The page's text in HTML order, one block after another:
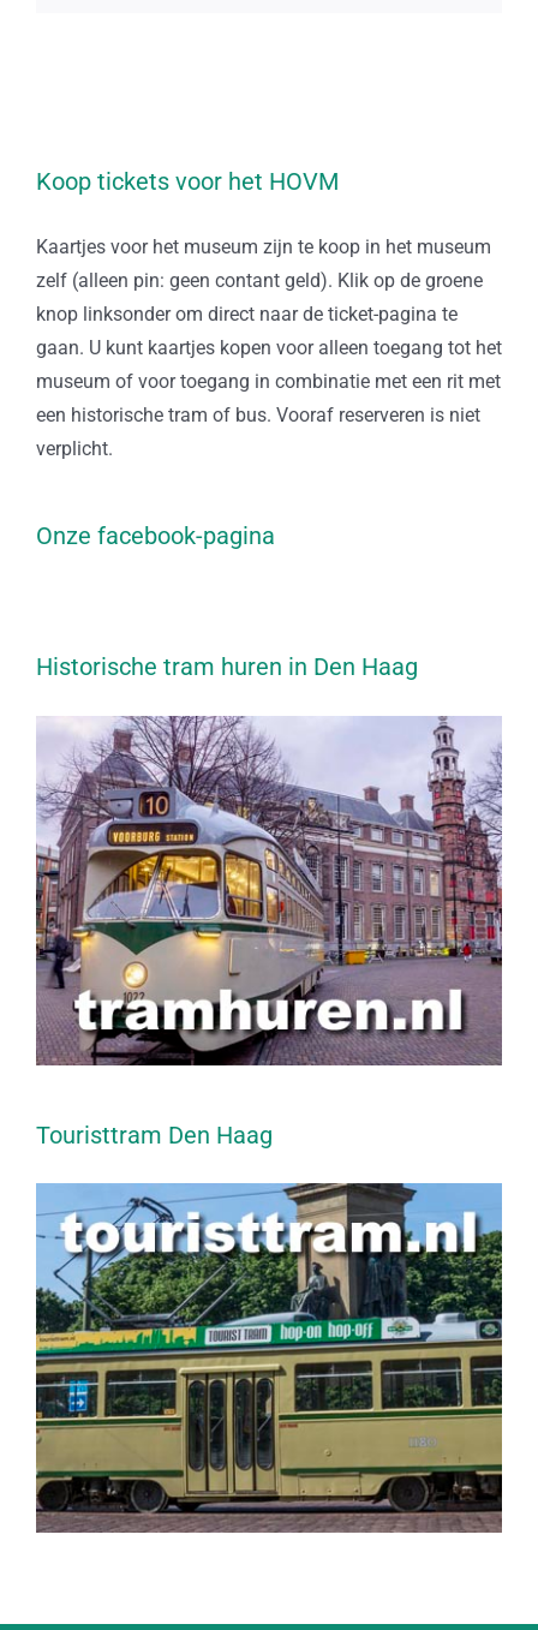
Koop tickets voor het HOVM
Kaartjes voor het museum zijn te koop in het museum
zelf (alleen pin: geen contant geld). Klik op de groene
knop linksonder om direct naar de ticket-pagina te
gaan. U kunt kaartjes kopen voor alleen toegang tot het
museum of voor toegang in combinatie met een rit met
een historische tram of bus. Vooraf reserveren is niet
verplicht.
Onze facebook-pagina
Historische tram huren in Den Haag
Touristtram Den Haag